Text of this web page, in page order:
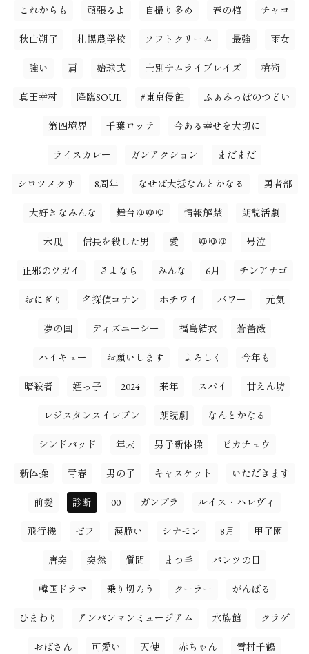
これからも 頑張るよ 自撮り多め 春の棺 チャコ
秋山朔子 札幌農学校 ソフトクリーム 最強 雨女
強い 肩 始球式 士別サムライブレイズ 槍術
真田幸村 降臨SOUL #東京侵蝕 ふぁみっぽのつどい
第四境界 千葉ロッテ 今ある幸せを大切に
ライスカレー ガンアクション まだまだ
シロツメクサ 8周年 なせば大抵なんとかなる 勇者部
大好きなみんな 舞台ゆゆゆ 情報解禁 朗読活劇
木瓜 信長を殺した男 愛 ゆゆゆ 号泣
正邪のツガイ さよなら みんな 6月 チンアナゴ
おにぎり 名探偵コナン ホチワイ パワー 元気
夢の国 ディズニーシー 福島結衣 蒼薔薇
ハイキュー お願いします よろしく 今年も
暗殺者 姪っ子 2024 来年 スパイ 甘えん坊
レジスタンスイレブン 朗読劇 なんとかなる
シンドバッド 年末 男子新体操 ピカチュウ
新体操 青春 男の子 キャスケット いただきます
前髪 診断 00 ガンプラ ルイス・ハレヴィ
飛行機 ゼフ 涙脆い シナモン 8月 甲子園
唐突 突然 質問 まつ毛 パンツの日
韓国ドラマ 乗り切ろう クーラー がんばる
ひまわり アンパンマンミュージアム 水族館 クラゲ
おばさん 可愛い 天使 赤ちゃん 雪村千鶴